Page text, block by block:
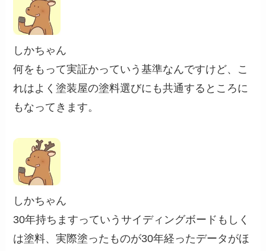
しかちゃん
何をもって実証かっていう基準なんですけど、こ
れはよく塗装屋の塗料選びにも共通するところに
もなってきます。
しかちゃん
30年持ちますっていうサイディングボードもしく
は塗料、実際塗ったものが30年経ったデータがほ